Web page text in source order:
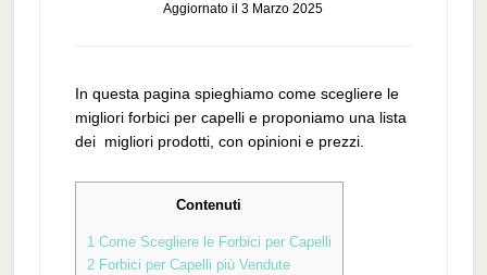
Aggiornato il3 Marzo 2025
In questa pagina spieghiamo come scegliere le
migliori forbici per capelli e proponiamo una lista
dei migliori prodotti, con opinioni e prezzi.
Contenuti
1Come Scegliere le Forbici per Capelli
2Forbici per Capelli più Vendute